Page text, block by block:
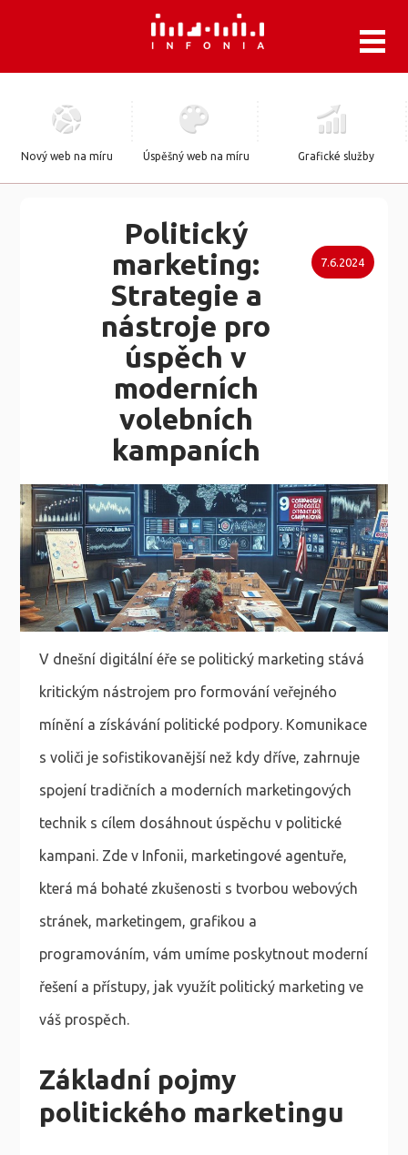
Politický
marketing:
Strategie a
nástroje pro
úspěch v
moderních
volebních
kampaních
7.6.2024
V dnešní digitální éře se politický marketing stává
kritickým nástrojem pro formování veřejného
mínění a získávání politické podpory. Komunikace
s voliči je sofistikovanější než kdy dříve, zahrnuje
spojení tradičních a moderních marketingových
technik s cílem dosáhnout úspěchu v politické
kampani. Zde v Infonii, marketingové agentuře,
která má bohaté zkušenosti s tvorbou webových
stránek, marketingem, grafikou a
programováním, vám umíme poskytnout moderní
řešení a přístupy, jak využít politický marketing ve
váš prospěch.
Základní pojmy
politického marketingu
Nový web na míru Úspěšný web na míru Grafické služby